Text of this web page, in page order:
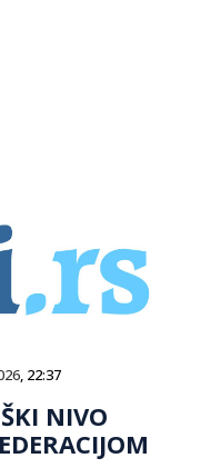
, 22:37
NIVO